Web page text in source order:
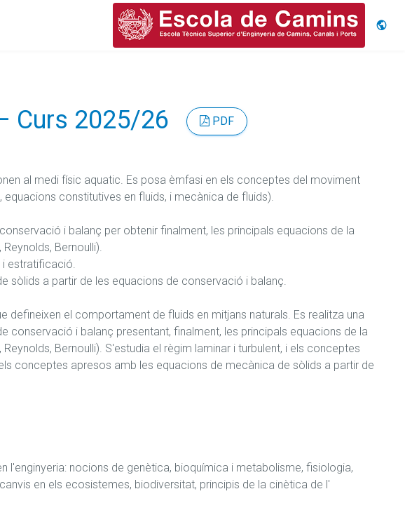
Curs 2025/26 PDF
al medi físic aquatic. Es posa èmfasi en els conceptes del moviment
constitutives en fluids, i mecànica de fluids).
i balanç per obtenir finalment, les principals equacions de la
Bernoulli).
i estratificació.
sòlids a partir de les equacions de conservació i balanç.
defineixen el comportament de fluids en mitjans naturals. Es realitza una
conservació i balanç presentant, finalment, les principals equacions de la
Bernoulli). S'estudia el règim laminar i turbulent, i els conceptes
conceptes apresos amb les equacions de mecànica de sòlids a partir de
nocions de genètica, bioquímica i metabolisme, fisiologia,
en els ecosistemes, biodiversitat, principis de la cinètica de l'